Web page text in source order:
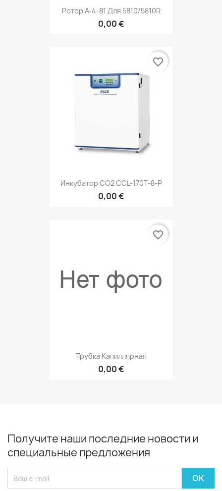
Ротор A-4-81 Для 5810/5810R
0,00 €
Инкубатор СО2 CCL-170Т-8-P
0,00 €
favorite_border
Трубка Капиллярная
0,00 €
favorite_border
Получите наши последние новости и
специальные предложения